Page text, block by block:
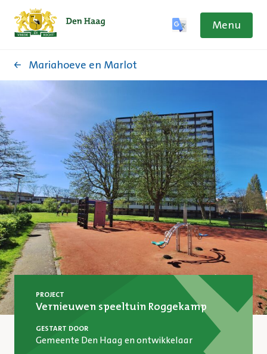
Menu
Mariahoeve en Marlot
PROJECT
Vernieuwen speeltuin Roggekamp
GESTART DOOR
Gemeente Den Haag en ontwikkelaar